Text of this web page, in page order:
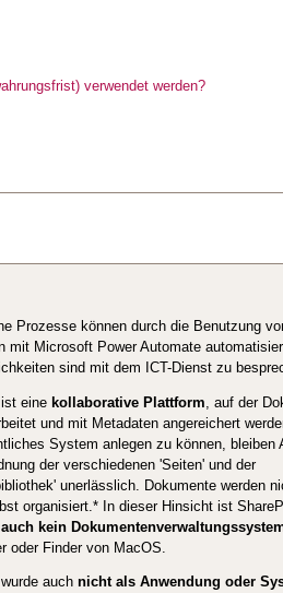
verwendet werden?
Prozesse können durch die Benutzung
mit Microsoft Power Automate
sind mit dem ICT-Dienst zu
eine kollaborative Plattform , auf der
und mit Metadaten angereichert
System anlegen zu können, bleiben
der verschiedenen 'Seiten' und der
unerlässlich. Dokumente werden
organisiert.* In dieser Hinsicht ist
auch kein
oder Finder von MacOS.
auchnicht als Anwendung oder